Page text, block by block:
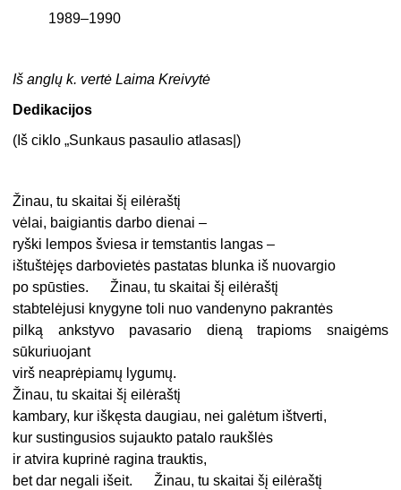
1989–1990
Iš anglų k. vertė Laima Kreivytė
Dedikacijos
(Iš ciklo „Sunkaus pasaulio atlasas|)
Žinau, tu skaitai šį eilėraštį
vėlai, baigiantis darbo dienai –
ryški lempos šviesa ir temstantis langas –
ištuštėjęs darbovietės pastatas blunka iš nuovargio
po spūsties. Žinau, tu skaitai šį eilėraštį
stabtelėjusi knygyne toli nuo vandenyno pakrantės
pilką ankstyvo pavasario dieną trapioms snaigėms
sūkuriuojant
virš neaprėpiamų lygumų.
Žinau, tu skaitai šį eilėraštį
kambary, kur iškęsta daugiau, nei galėtum ištverti,
kur sustingusios sujaukto patalo raukšlės
ir atvira kuprinė ragina trauktis,
bet dar negali išeit. Žinau, tu skaitai šį eilėraštį